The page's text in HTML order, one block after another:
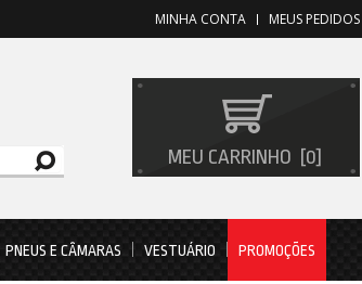
MEUS PEDIDOS
MINHA CONTA
MEU CARRINHO 0
PNEUS E CÂMARAS VESTUÁRIO PROMOÇÕES